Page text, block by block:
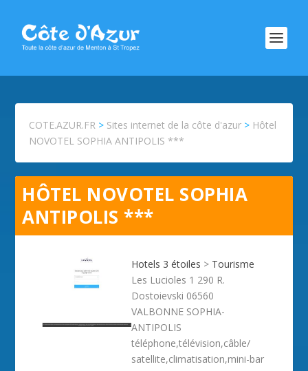
COTE.AZUR.FR > Sites internet de la côte d'azur > Hôtel
NOVOTEL SOPHIA ANTIPOLIS ***
HÔTEL NOVOTEL SOPHIA
ANTIPOLIS ***
Hotels 3 étoiles > Tourisme
Les Lucioles 1 290 R.
Dostoievski 06560
VALBONNE SOPHIA-
ANTIPOLIS
téléphone,télévision,câble/
satellite,climatisation,mini-bar